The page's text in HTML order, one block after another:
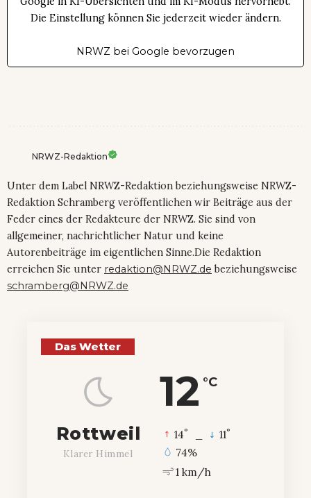
Die Einstellung können Sie jederzeit wieder ändern.
NRWZ bei Google bevorzugen
NRWZ-Redaktion
Unter dem Label NRWZ-Redaktion beziehungsweise NRWZ-
Redaktion Schramberg veröffentlichen wir Beiträge aus der
Feder eines der Redakteure der NRWZ. Sie sind von
allgemeiner, nachrichtlicher Natur und keine
Autorenbeiträge im eigentlichen Sinne.Die Redaktion
erreichen Sie unter redaktion@NRWZ.de beziehungsweise
schramberg@NRWZ.de
Das Wetter
12 °C
Rottweil
Klarer Himmel
14° 11°
74%
1 km/h